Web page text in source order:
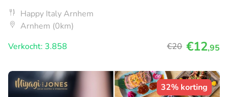
Happy Italy Arnhem
Arnhem (0km)
Verkocht: 3.858
€20 €12,95
32% korting